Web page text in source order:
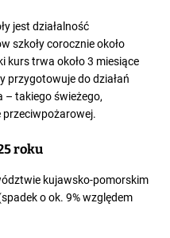
jest działalność
szkoły corocznie około
kurs trwa około 3 miesiące
przygotowuje do działań
– takiego świeżego,
przeciwpożarowej.
roku
kujawsko-pomorskim
o ok. 9% względem